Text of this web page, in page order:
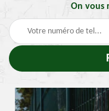
On vous